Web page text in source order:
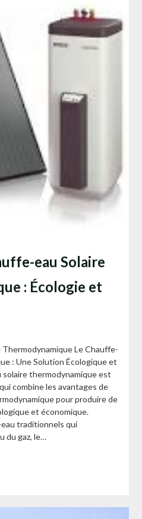
eau Solaire
: Écologie et
Le Chauffe-
: Une Solution Écologique et
thermodynamique est
combine les avantages de
pour produire de
et économique.
traditionnels qui
du gaz, le…